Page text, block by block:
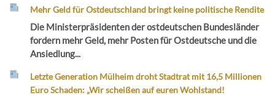
Mehr Geld für Ostdeutschland bringt keine politische Rendite
Die Ministerpräsidenten der ostdeutschen Bundesländer
fordern mehr Geld, mehr Posten für Ostdeutsche und die
Ansiedlung...
Letzte Generation Mülheim droht Stadtrat mit 16,5 Millionen
Euro Schaden: „Wir scheißen auf euren Wohlstand!